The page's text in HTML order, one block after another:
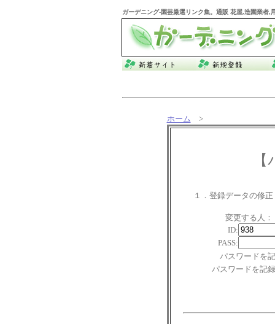
ガーデニング-園芸厳選リンク集。通販 花屋,造園業者,
ホーム >
１．登録データの修正
変更する人：
ID:
PASS:
パスワードを
パスワードを記